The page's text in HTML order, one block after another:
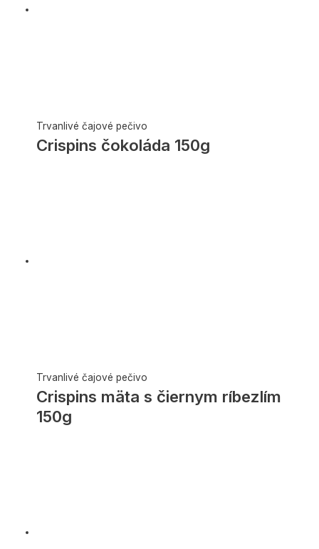
Trvanlivé čajové pečivo
Crispins čokoláda 150g
Trvanlivé čajové pečivo
Crispins mäta s čiernym ríbezlím
150g